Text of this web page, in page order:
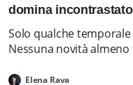
domina incontrastato
Solo qualche
Nessuna novità
Elena Rava